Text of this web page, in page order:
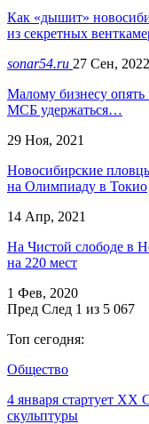
Как «дышит»
из секретных
sonar54.ru 27 Сен, 2022
Малому бизнесу
МСБ удержаться…
29 Ноя, 2021
Новосибирские
на Олимпиаду в Токио
14 Апр, 2021
На Чистой слободе в
на 220 мест
1 Фев, 2020
Пред След 1 из 5 067
Топ сегодня:
Общество
4 января стартует XX
скульптуры